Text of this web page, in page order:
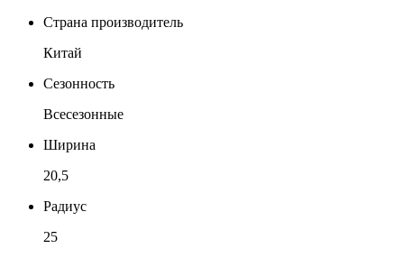
Страна производитель
Китай
Сезонность
Всесезонные
Ширина
20,5
Радиус
25